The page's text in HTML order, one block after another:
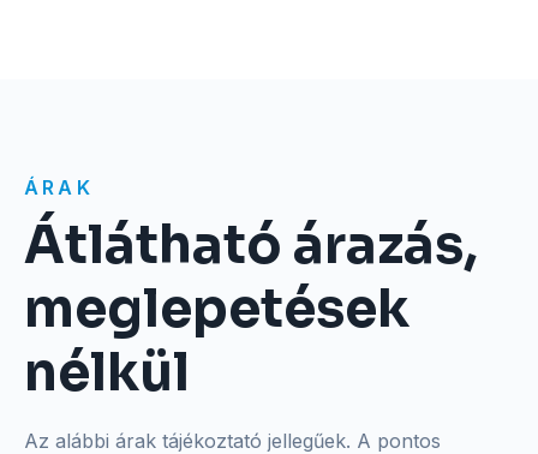
ÁRAK
Átlátható árazás,
meglepetések
nélkül
Az alábbi árak tájékoztató jellegűek. A pontos